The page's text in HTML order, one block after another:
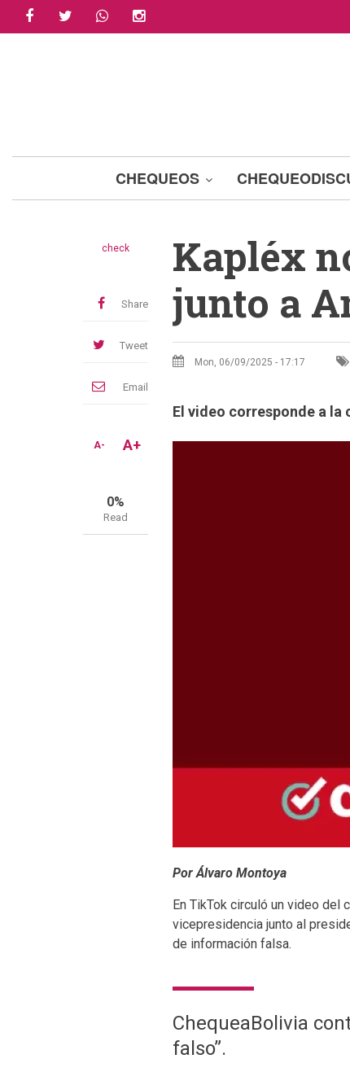
facebooktwitter whatsapp
CHEQUEOS
check
Share
Tweet
Email
A- A+
0%
Read
Kapléx
junto a
Mon, 06/09/2025 - 17:17
El video corresponde a
Por Álvaro Montoya
En TikTok circuló un video del
vicepresidencia junto al
de información falsa.
ChequeaBolivia
falso”.